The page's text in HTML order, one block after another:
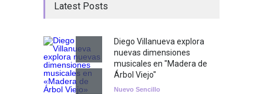
Latest Posts
Diego Villanueva explora
nuevas dimensiones
musicales en "Madera de
Árbol Viejo"
Nuevo Sencillo